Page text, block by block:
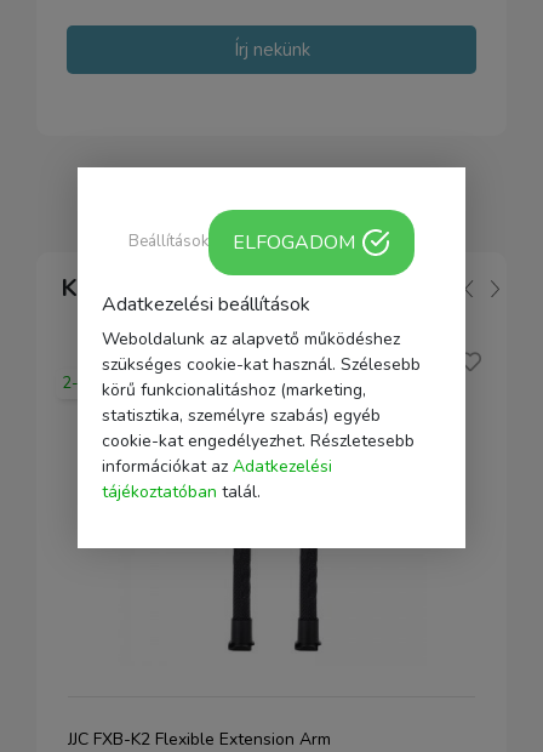
Írj nekünk
Kapcsolódó
2-5 nap
JJC FXB-K2 Flexible Extension Arm
Adatkezelési beállítások
Weboldalunk az alapvető működéshez
szükséges cookie-kat használ. Szélesebb
körű funkcionalitáshoz (marketing,
statisztika, személyre szabás) egyéb
cookie-kat engedélyezhet. Részletesebb
információkat az Adatkezelési
tájékoztatóban talál.
Beállítások ELFOGADOM